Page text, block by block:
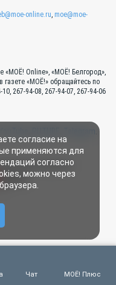
online.ru, moe@moe-
«МОЁ! Online», «МОЁ! Белгород»,
«МОЁ!» обращайтесь по
267-94-08, 267-94-07, 267-94-06
Принт Воронеж»
Чат МОЁ! Плюс
согласие на
применяются для
согласно
можно через